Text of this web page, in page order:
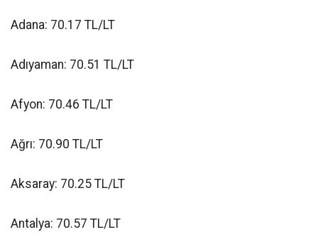
Adana: 70.17 TL/LT
Adıyaman: 70.51 TL/LT
Afyon: 70.46 TL/LT
Ağrı: 70.90 TL/LT
Aksaray: 70.25 TL/LT
Antalya: 70.57 TL/LT